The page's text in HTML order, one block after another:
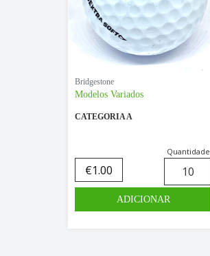
Bridgestone
Modelos Variados
CATEGORIA A
€1.00
Quantidade